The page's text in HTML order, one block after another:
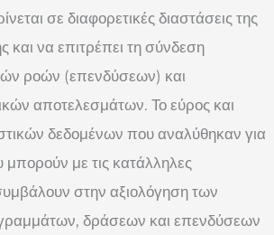
σε διαφορετικές διαστάσεις της
και να επιτρέπει τη σύνδεση
ροών (επενδύσεων) και
αποτελεσμάτων. Το εύρος και
δεδομένων που αναλύθηκαν για
με τις κατάλληλες
στην αξιολόγηση των
δράσεων και επενδύσεων